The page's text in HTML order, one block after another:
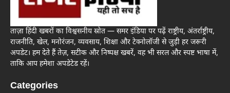
ताज़ा हिंदी खबरों का विश्वसनीय स्रोत — समर इंडिया पर पढ़ें राष्ट्रीय, अंतर्राष्ट्रीय,
राजनीति, खेल, मनोरंजन, व्यवसाय, शिक्षा और टेक्नोलॉजी से जुड़ी हर जरूरी
अपडेट। हम देते हैं तेज़, सटीक और निष्पक्ष खबरें, वह भी सरल और स्पष्ट भाषा में,
ताकि आप हमेशा अपडेटेड रहें।
Categories